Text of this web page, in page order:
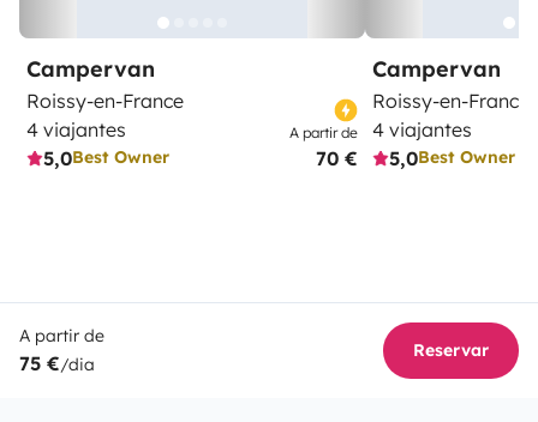
Campervan
Roissy-en-France
4 viajantes
5,0Best Owner
A partir de
70 €
Campervan
Roissy-en-France
4 viajantes
5,0Best Owner
A partir de
75 €/dia
Reservar